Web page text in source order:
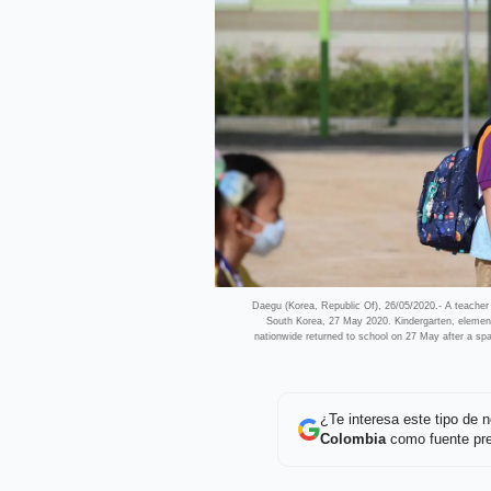
Daegu (Korea, Republic Of), 26/05/2020.- A
South Korea, 27 May 2020. Kindergarten,
nationwide returned to school on 27 May after a
¿Te interesa este tipo de
Colombiacomo fuente